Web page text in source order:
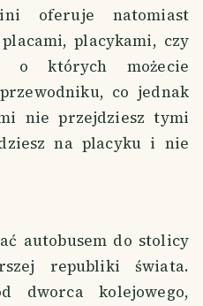
oferuje natomiast
placykami, czy
o których możecie
co jednak
nie przejdziesz tymi
na placyku i nie
autobusem do stolicy
republiki świata.
dworca kolejowego,